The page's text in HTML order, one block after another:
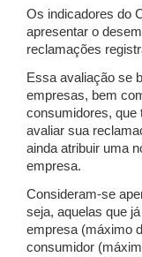
Os indicadores do
apresentar o
reclamações
Essa avaliação se
empresas, bem
consumidores, que
avaliar sua
ainda atribuir uma
empresa.
Consideram-se
seja, aquelas que
empresa (máximo
consumidor